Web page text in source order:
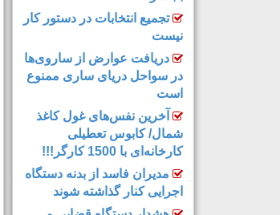
تجمیع انتخابات در دستور کار
نیست
دریافت عوارض از ساروی‌ها
در سواحل دریای ساری ممنوع
است
آخرین نفس‌های غول کاغذ
شمال‌/ ‌کابوس تعطیلی
کارخانه‌ای با 1500 کارگر!!!
مدیران فاسد از بدنه دستگاه
اجرایی کنار گذاشته شوند